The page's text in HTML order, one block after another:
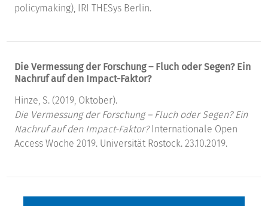
policymaking), IRI THESys Berlin.
Die Vermessung der Forschung – Fluch oder Segen? Ein
Nachruf auf den Impact-Faktor?
Hinze, S. (2019, Oktober).
Die Vermessung der Forschung – Fluch oder Segen? Ein
Nachruf auf den Impact-Faktor?Internationale Open
Access Woche 2019. Universität Rostock. 23.10.2019.